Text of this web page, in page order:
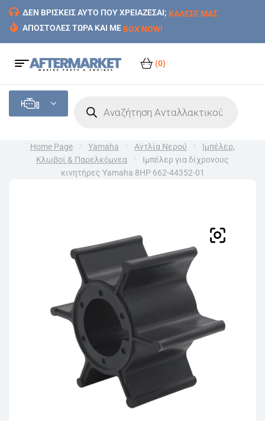
ΔΕΝ ΒΡΙΣΚΕΙΣ ΑΥΤΟ ΠΟΥ ΧΡΕΙΑΖΕΣΑΙ; ΚΑΛΕΣΕ ΜΑΣ
ΑΠΟΣΤΟΛΕΣ ΤΩΡΑ ΚΑΙ ΜΕ BOX NOW!
(0)
Home Page Yamaha Αντλία Νερού
Ιμπέλερ,
Κλωβοί & Παρελκόμνεα
Ιμπέλερ για δίχρονους
κινητήρες Yamaha 8HP 662-44352-01